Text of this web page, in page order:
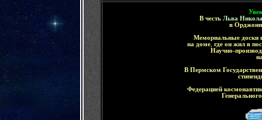
В честь Льва
в
Мемориальные доски
на доме где он жил в
Научно-
В Пермском
Федерацией